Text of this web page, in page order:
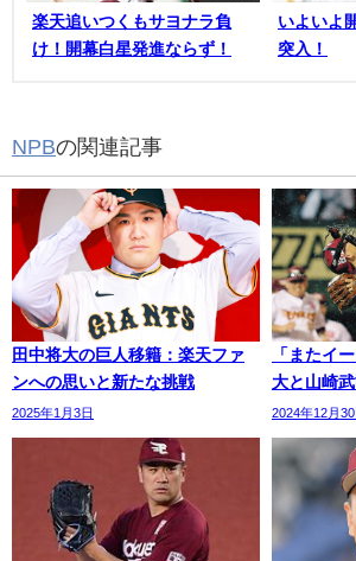
楽天追いつくもサヨナラ負
け！開幕白星発進ならず！
いよいよ
突入！
NPBの関連記事
田中将大の巨人移籍：楽天ファ
ンへの思いと新たな挑戦
2025年1月3日
「またイ
大と山崎
2024年12月30